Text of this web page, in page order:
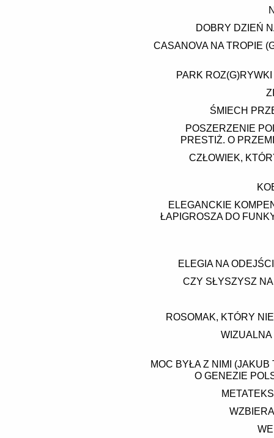
DOBRY DZIEŃ
CASANOVA NA TROPIE
PARK
ŚMIECH
POSZERZENIE
PRESTIŻ. O
CZŁOWIEK,
ELEGANCKIE
ŁAPIGROSZA DO
ELEGIA NA
CZY SŁYSZYSZ
ROSOMAK, KTÓRY
WIZUALNA
MOC BYŁA Z NIMI
O GENEZIE